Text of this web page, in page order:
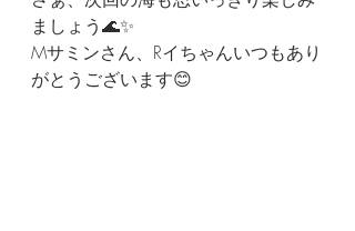
ましょう🌊✨
Mサミンさん、Rイちゃんいつもあり
がとうございます😊